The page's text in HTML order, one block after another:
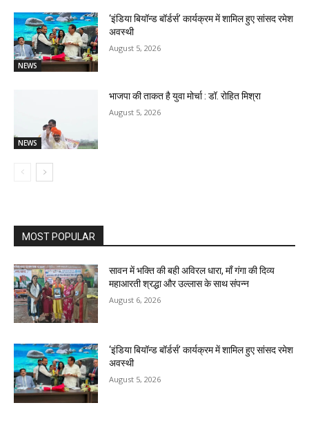
NEWS
‘इंडिया बियॉन्ड बॉर्डर्स’ कार्यक्रम में शामिल हुए सांसद रमेश
अवस्थी
August 5, 2026
NEWS
भाजपा की ताकत है युवा मोर्चा : डॉ. रोहित मिश्रा
August 5, 2026
MOST POPULAR
सावन में भक्ति की बही अविरल धारा, माँ गंगा की दिव्य
महाआरती श्रद्धा और उल्लास के साथ संपन्न
August 6, 2026
‘इंडिया बियॉन्ड बॉर्डर्स’ कार्यक्रम में शामिल हुए सांसद रमेश
अवस्थी
August 5, 2026